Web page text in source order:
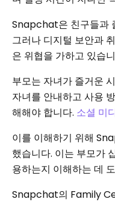
Snapchat은 친구들과
그러나 디지털 보안과
은 위협을 가하고 있습
부모는 자녀가 즐거운
자녀를 안내하고 사용
해해야 합니다. 소셜 미
이를 이해하기 위해
했습니다. 이는 부모가
용하는지 이해하는 데
Snapchat의 Family